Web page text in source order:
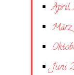
April
Juni